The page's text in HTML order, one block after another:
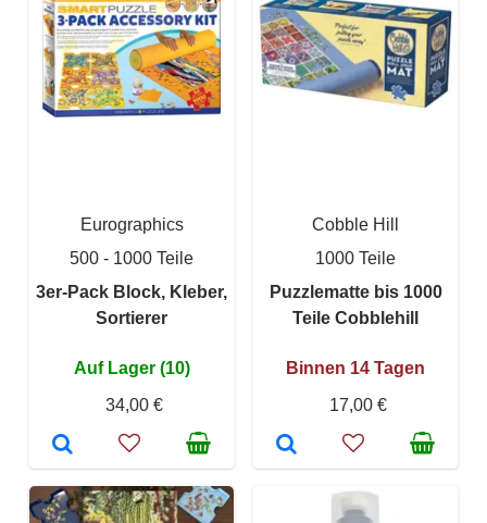
Eurographics
500 - 1000 Teile
3er-Pack Block, Kleber,
Sortierer
Auf Lager (10)
34,00 €
Cobble Hill
1000 Teile
Puzzlematte bis 1000
Teile Cobblehill
Binnen 14 Tagen
17,00 €